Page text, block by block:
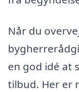
Når du
en god idé at
tilbud. Her er